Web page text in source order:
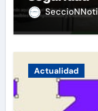
Actualidad